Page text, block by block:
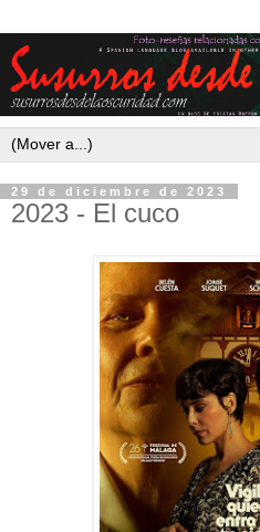
29 de diciembre de 2023
2023 - El cuco